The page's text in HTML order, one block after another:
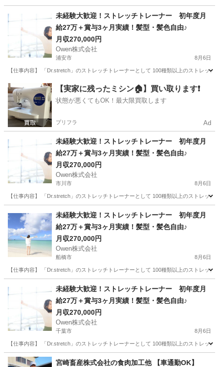
調理師
未経験大歓迎！ストレッチトレーナー 初年度月
給27万＋賞与3ヶ月実績！髪型・髪色自由♪
月収270,000円
Owen株式会社
浦安市 8月6日
【仕事内容】 「Dr.stretch」のストレッチトレーナーとして 100種類以上のストレッ
浦安市 サービス業 未経験
【実家に残ったミシン🏠】買い取ります❗️
状態が悪くてもOK！最大限買取します
プリフラ Ad
未経験大歓迎！ストレッチトレーナー 初年度月
給27万＋賞与3ヶ月実績！髪型・髪色自由♪
月収270,000円
Owen株式会社
市川市 8月6日
【仕事内容】 「Dr.stretch」のストレッチトレーナーとして 100種類以上のストレッ
サービス業 未経験
未経験大歓迎！ストレッチトレーナー 初年度月
給27万＋賞与3ヶ月実績！髪型・髪色自由♪
月収270,000円
Owen株式会社
船橋市 8月6日
【仕事内容】 「Dr.stretch」のストレッチトレーナーとして 100種類以上のストレッ
サービス業 未経験
未経験大歓迎！ストレッチトレーナー 初年度月
給27万＋賞与3ヶ月実績！髪型・髪色自由♪
月収270,000円
Owen株式会社
千葉市 8月6日
【仕事内容】 「Dr.stretch」のストレッチトレーナーとして 100種類以上のストレッ
千葉 千葉市 サービス業 未経験
宮崎畜産株式会社の食肉加工他 【車通勤OK】